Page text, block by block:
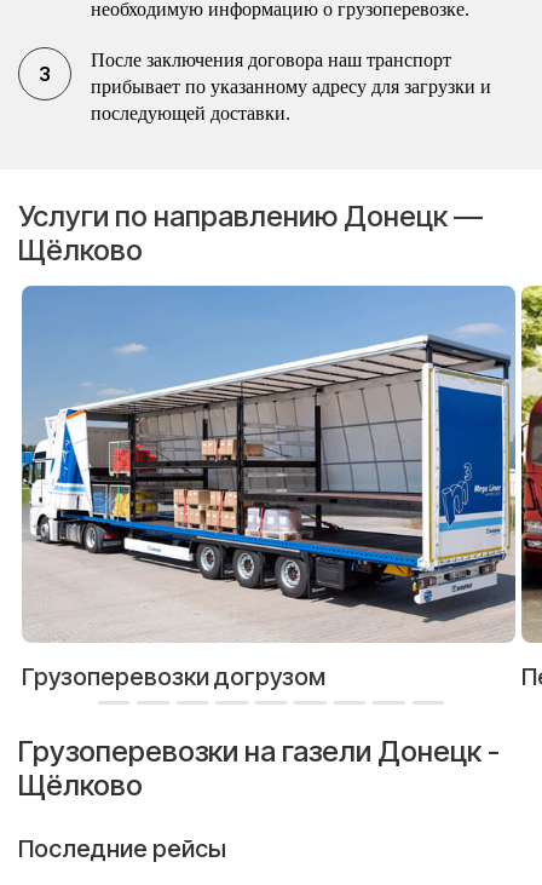
необходимую информацию о грузоперевозке.
После заключения договора наш транспорт
прибывает по указанному адресу для загрузки и
последующей доставки.
Услуги по направлению Донецк —
Щёлково
Грузоперевозки догрузом
Грузоперевозки на газели Донецк -
Щёлково
Последние рейсы